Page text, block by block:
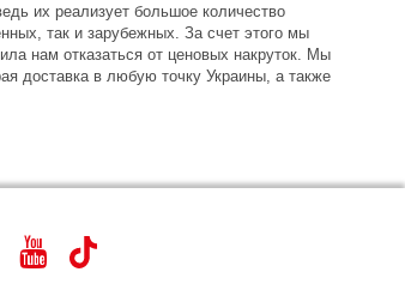
их реализует большое количество
так и зарубежных. За счет этого мы
нам отказаться от ценовых накруток. Мы
доставка в любую точку Украины, а также